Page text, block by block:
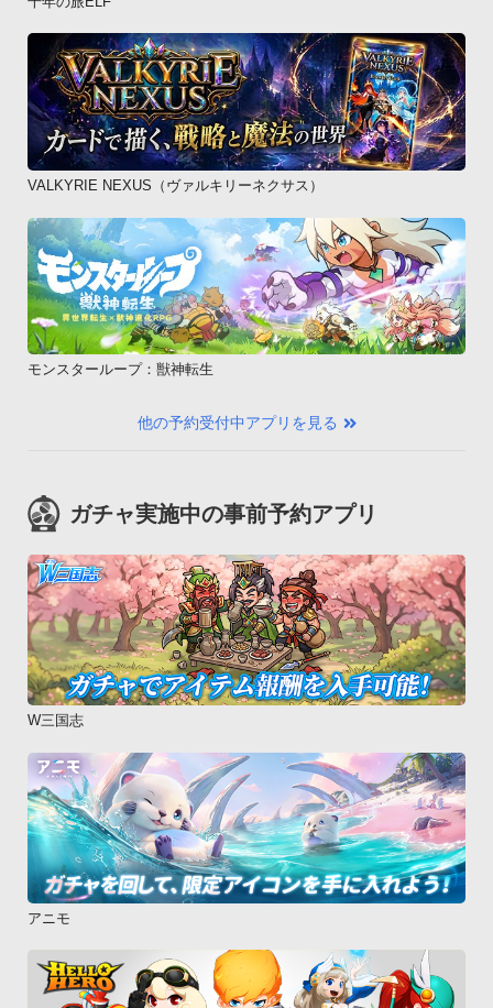
VALKYRIE NEXUS（ヴァルキリーネクサス）
モンスターループ：獣神転生
他の予約受付中アプリを見る
ガチャ実施中の事前予約アプリ
W三国志
アニモ